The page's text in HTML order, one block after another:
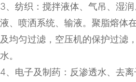
3、纺织：搅拌液体、气吊、湿
液、喷洒系统、输液。聚脂熔体
及均匀过滤，空压机的保护过滤
水。
4、电子及制药：反渗透水、去